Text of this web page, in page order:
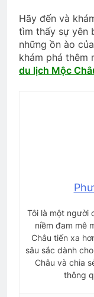
Hãy đến và
tìm thấy sự yên
những ồn ào
khám phá thêm
du lịch Mộc
Tôi là một người
niềm đam mê
Châu tiến xa
sâu sắc dành
Châu và chia
thông